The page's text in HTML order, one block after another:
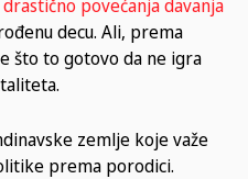
povećanja davanja
decu. Ali, prema
što to gotovo da ne igra
zemlje koje važe
prema porodici.